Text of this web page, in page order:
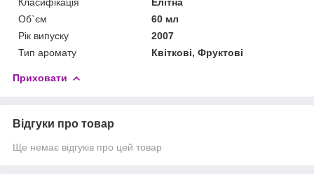
Об`єм
60 мл
Рік випуску
2007
Тип аромату
Квіткові, Фруктові
Приховати
Відгуки про товар
Ще немає відгуків про цей товар